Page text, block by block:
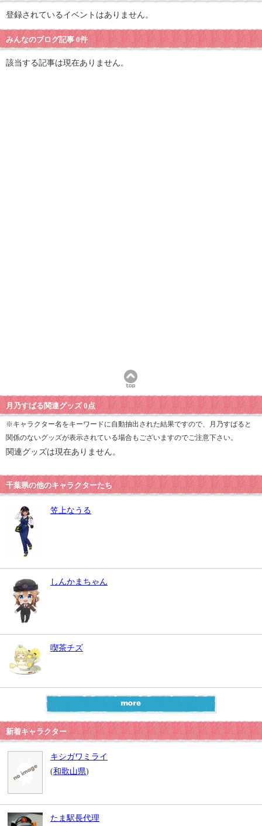
登録されているイベントはありません。
みんなのブログ記事 0件
該当する記事は現在ありません。
月乃すばる関連グッズ 0点
※キャラクター名をキーワードに自動抽出された結果ですので、月乃すばると
関係のないグッズが表示されている場合もございますのでご注意下さい。
関連グッズは現在ありません。
千葉県の他のキャラクターたち
笠上なうる
しんかまちゃん
喫茶チズ
新着キャラクター
キシガワミライ
(和歌山県)
たま駅長代理